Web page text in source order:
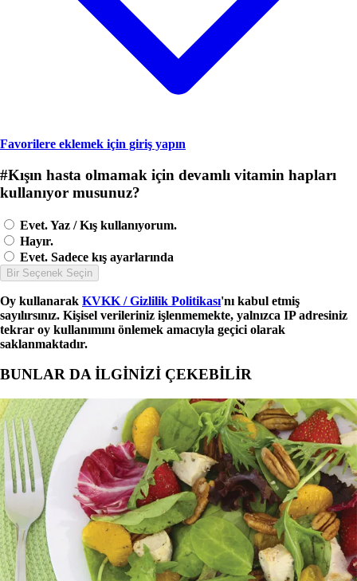
Favorilere eklemek için giriş yapın
#Kışın hasta olmamak için devamlı vitamin hapları
kullanıyor musunuz?
Evet. Yaz / Kış kullanıyorum.
Hayır.
Evet. Sadece kış ayarlarında
Bir Seçenek Seçin
Oy kullanarak KVKK / Gizlilik Politikası'nı kabul etmiş
sayılırsınız. Kişisel verileriniz işlenmemekte, yalnızca IP adresiniz
tekrar oy kullanımını önlemek amacıyla geçici olarak
saklanmaktadır.
BUNLAR DA İLGİNİZİ ÇEKEBİLİR